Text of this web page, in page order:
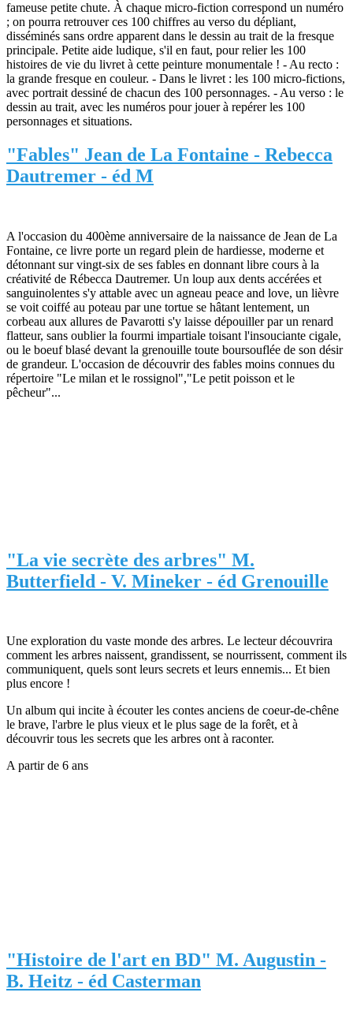
fameuse petite chute. À chaque micro-fiction correspond un numéro
; on pourra retrouver ces 100 chiffres au verso du dépliant,
disséminés sans ordre apparent dans le dessin au trait de la fresque
principale. Petite aide ludique, s'il en faut, pour relier les 100
histoires de vie du livret à cette peinture monumentale ! - Au recto :
la grande fresque en couleur. - Dans le livret : les 100 micro-fictions,
avec portrait dessiné de chacun des 100 personnages. - Au verso : le
dessin au trait, avec les numéros pour jouer à repérer les 100
personnages et situations.
"Fables" Jean de La Fontaine - Rebecca
Dautremer - éd M
A l'occasion du 400ème anniversaire de la naissance de Jean de La
Fontaine, ce livre porte un regard plein de hardiesse, moderne et
détonnant sur vingt-six de ses fables en donnant libre cours à la
créativité de Rébecca Dautremer. Un loup aux dents accérées et
sanguinolentes s'y attable avec un agneau peace and love, un lièvre
se voit coiffé au poteau par une tortue se hâtant lentement, un
corbeau aux allures de Pavarotti s'y laisse dépouiller par un renard
flatteur, sans oublier la fourmi impartiale toisant l'insouciante cigale,
ou le boeuf blasé devant la grenouille toute boursouflée de son désir
de grandeur. L'occasion de découvrir des fables moins connues du
répertoire "Le milan et le rossignol","Le petit poisson et le
pêcheur"...
"La vie secrète des arbres" M.
Butterfield - V. Mineker - éd Grenouille
Une exploration du vaste monde des arbres. Le lecteur découvrira
comment les arbres naissent, grandissent, se nourrissent, comment ils
communiquent, quels sont leurs secrets et leurs ennemis... Et bien
plus encore !
Un album qui incite à écouter les contes anciens de coeur-de-chêne
le brave, l'arbre le plus vieux et le plus sage de la forêt, et à
découvrir tous les secrets que les arbres ont à raconter.
A partir de 6 ans
"Histoire de l'art en BD" M. Augustin -
B. Heitz - éd Casterman